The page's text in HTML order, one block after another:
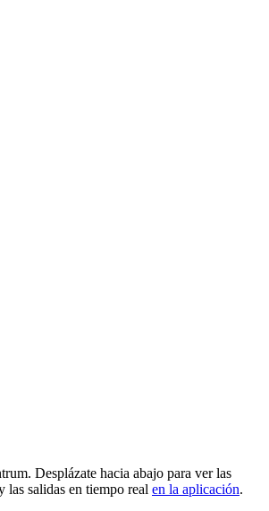
Desplázate hacia abajo para ver las
las salidas en tiempo real en la aplicación.